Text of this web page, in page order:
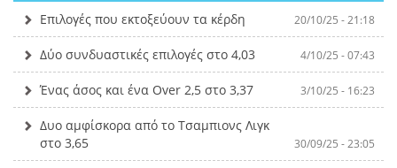
Επιλογές που εκτοξεύουν τα κέρδη 20/10/25 - 21:18
Δύο συνδυαστικές επιλογές στο 4,03 4/10/25 - 07:43
Ένας άσος και ένα Over 2,5 στο 3,37 3/10/25 - 16:23
Δυο αμφίσκορα από το Τσαμπιονς Λιγκ
στο 3,65
30/09/25 - 23:05